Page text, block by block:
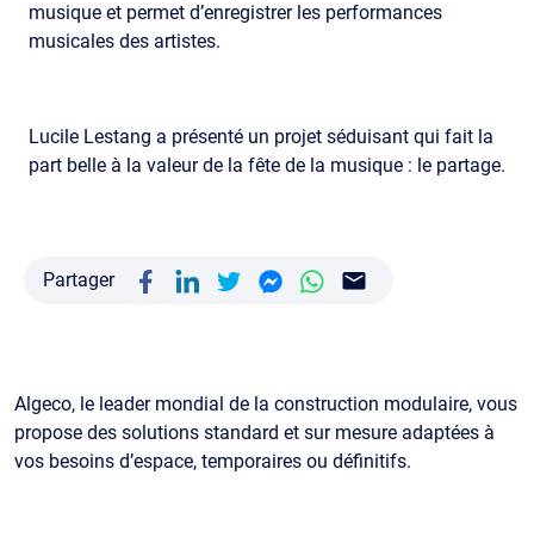
musique et permet d’enregistrer les performances
musicales des artistes.
Lucile Lestang a présenté un projet séduisant qui fait la
part belle à la valeur de la fête de la musique : le partage.
Partager
Algeco, le leader mondial de la construction modulaire, vous
propose des solutions standard et sur mesure adaptées à
vos besoins d’espace, temporaires ou définitifs.